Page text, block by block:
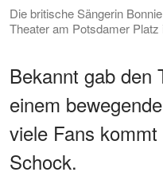
Die britische Sängerin
Theater am Potsdamer
Bekannt gab den
einem
viele Fans
Schock.